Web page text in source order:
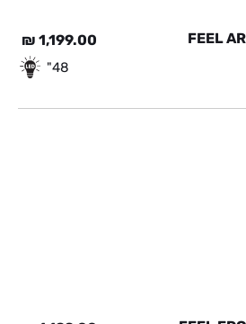
1,199.00
₪
48"